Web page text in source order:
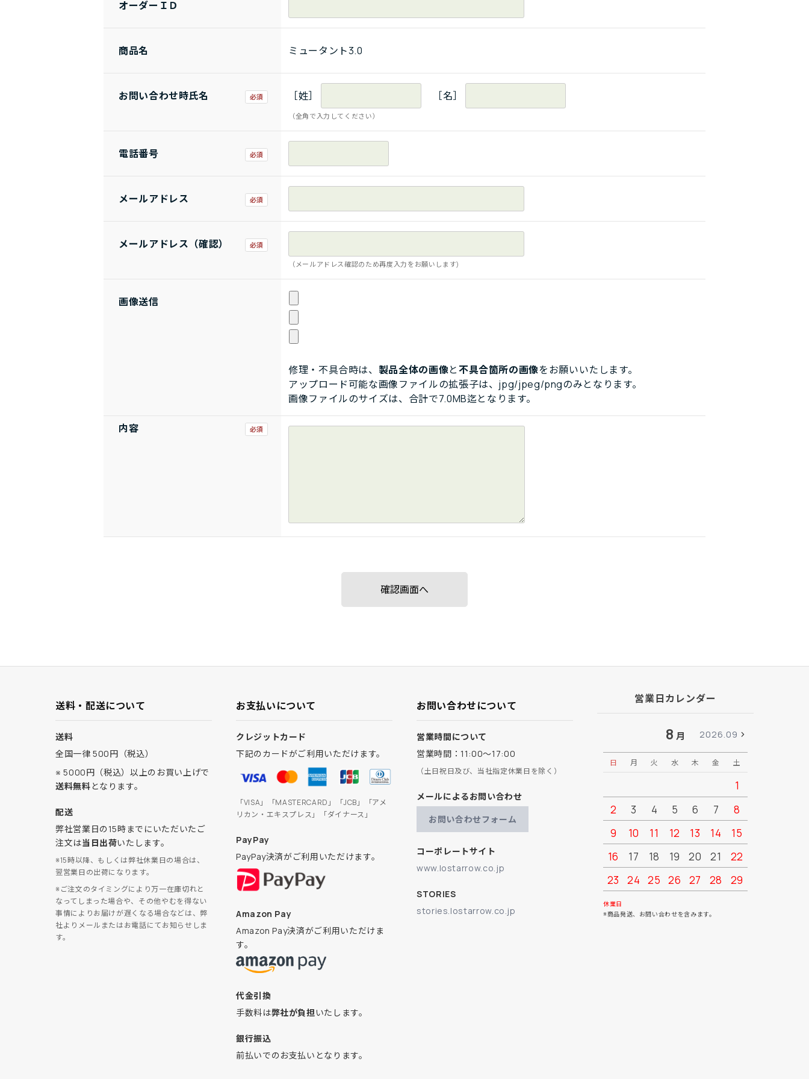
オーダーＩＤ
商品名 ミュータント3.0
お問い合わせ時氏名 ［姓］ ［名］
（全角で入力してください）
電話番号
メールアドレス
メールアドレス（確認）
（メールアドレス確認のため再度入力をお願いします)
画像送信
修理・不具合時は、 製品全体の画像と不具合箇所の画像をお願いいたします。
アップロード可能な画像ファイルの拡張子は、jpg/jpeg/pngのみとなります。
画像ファイルのサイズは、合計で7.0MB迄となります。
内容
送料・配送について
送料
全国一律 500円（税込）
※ 5000円（税込）以上のお買い上げで
送料無料となります。
配送
弊社営業日の15時までにいただいたご
注文は当日出荷いたします。
※15時以降、もしくは弊社休業日の場合は、
翌営業日の出荷になります。
※ご注文のタイミングにより万一在庫切れと
なってしまった場合や、その他やむを得ない
事情によりお届けが遅くなる場合などは、弊
社よりメールまたはお電話にてお知らせしま
す。
お支払いについて
クレジットカード
下記のカードがご利用いただけます。
「VISA」「MASTERCARD」「JCB」「アメ
リカン・エキスプレス」「ダイナース」
PayPay
PayPay決済がご利用いただけます。
Amazon Pay
Amazon Pay決済がご利用いただけま
す。
代金引換
手数料は弊社が負担いたします。
銀行振込
前払いでのお支払いとなります。
お問い合わせについて
営業時間について
営業時間：11:00～17:00
（土日祝日及び、当社指定休業日を除く）
メールによるお問い合わせ
お問い合わせフォーム
コーポレートサイト
www.lostarrow.co.jp
STORIES
stories.lostarrow.co.jp
営業日カレンダー
8 月 2026.09
日 月 火 水 木 金 土
1
2
3 4 5 6 7
8
9
10 11 12 13 14
15
16
17 18 19 20 21
22
23
24 25 26 27 28
29
30
休業日
※商品発送、お問い合わせを含みます。